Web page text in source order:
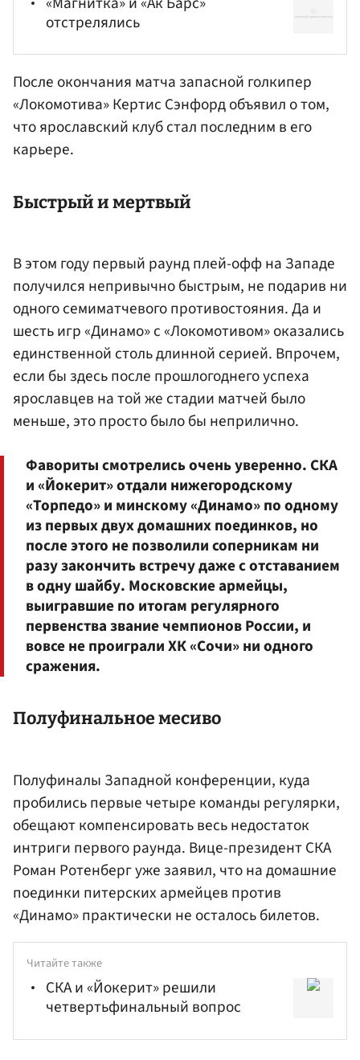
отстрелялись
После окончания матча запасной голкипер
«Локомотива»Кертис Сэнфордобъявил о том,
что ярославский клуб стал последним в его
карьере.
Быстрый и мертвый
В этом году первый раунд плей-офф на Западе
получился непривычно быстрым, не подарив ни
одного семиматчевого противостояния. Да и
шесть игр «Динамо» с «Локомотивом» оказались
единственной столь длинной серией. Впрочем,
если бы здесь после прошлогоднего успеха
ярославцев на той же стадии матчей было
меньше, это просто было бы неприлично.
Фавориты смотрелись очень уверенно. СКА
и «Йокерит» отдали нижегородскому
«Торпедо» и минскому «Динамо» по одному
из первых двух домашних поединков, но
после этого не позволили соперникам ни
разу закончить встречу даже с отставанием
в одну шайбу. Московские армейцы,
выигравшие по итогам регулярного
первенства звание чемпионов России, и
вовсе не проиграли ХК «Сочи» ни одного
сражения.
Полуфинальное месиво
Полуфиналы Западной конференции, куда
пробились первые четыре команды регулярки,
обещают компенсировать весь недостаток
интриги первого раунда. Вице-президент СКА
Роман Ротенбергуже заявил, что на домашние
поединки питерских армейцев против
«Динамо» практически не осталось билетов.
Читайте также
СКА и «Йокерит» решили
четвертьфинальный вопрос